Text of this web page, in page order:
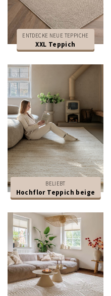
ENTDECKE NEUE TEPPICHE
XXL Teppich
BELIEBT
Hochflor Teppich beige